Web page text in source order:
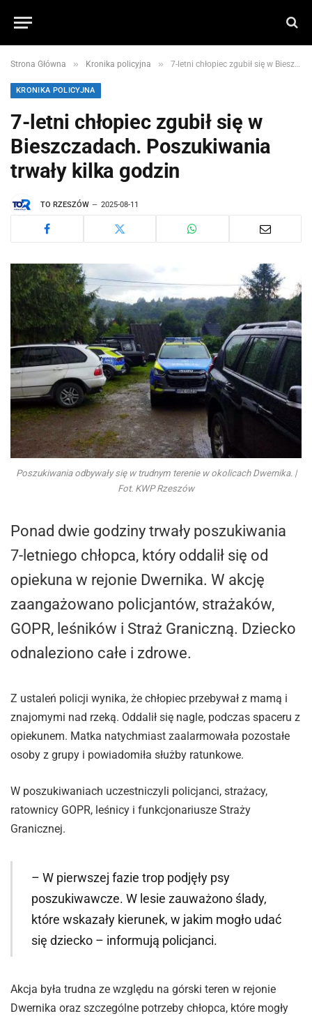
Strona Główna » Kronika policyjna » 7-letni chłopiec zgubił się w Bieszczadach. Poszukiwania trwały kilka godzin
KRONIKA POLICYJNA
7-letni chłopiec zgubił się w
Bieszczadach. Poszukiwania
trwały kilka godzin
TO RZESZÓW 2025-08-11
Poszukiwania odbywały się w trudnym terenie w okolicach Dwernika. |
Fot. KWP Rzeszów
Ponad dwie godziny trwały poszukiwania
7-letniego chłopca, który oddalił się od
opiekuna w rejonie Dwernika. W akcję
zaangażowano policjantów, strażaków,
GOPR, leśników i Straż Graniczną. Dziecko
odnaleziono całe i zdrowe.
Z ustaleń policji wynika, że chłopiec przebywał z mamą i
znajomymi nad rzeką. Oddalił się nagle, podczas spaceru z
opiekunem. Matka natychmiast zaalarmowała pozostałe
osoby z grupy i powiadomiła służby ratunkowe.
W poszukiwaniach uczestniczyli policjanci, strażacy,
ratownicy GOPR, leśnicy i funkcjonariusze Straży
Granicznej.
– W pierwszej fazie trop podjęły psy
poszukiwawcze. W lesie zauważono ślady,
które wskazały kierunek, w jakim mogło udać
się dziecko – informują policjanci.
Akcja była trudna ze względu na górski teren w rejonie
Dwernika oraz szczególne potrzeby chłopca, które mogły